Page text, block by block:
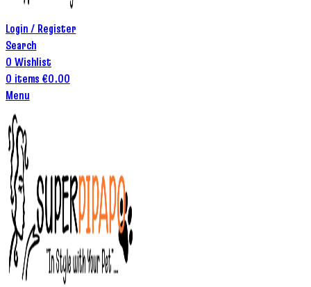
Login / Register
Search
0 Wishlist
0 items €0.00
Menu